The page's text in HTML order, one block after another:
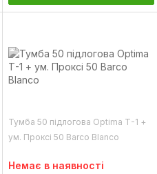
Тумба 50 підлогова Optima Т-1 +
ум. Проксі 50 Barco Blanco
Немає в наявності